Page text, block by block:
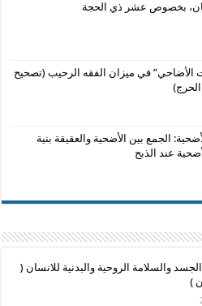
بخصوص عشر ذي الحجة
الأضاحي” في ميزان الفقه الرحيب (تصحيح
الجمع بين الأضحية والعقيقة بنية
عند الذبح
والسلامة الروحية والبدنية للانسان (
)